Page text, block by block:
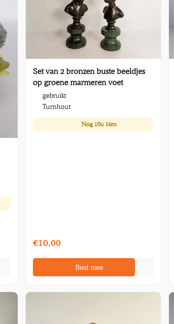
Set van 2 bronzen buste beeldjes
op groene marmeren voet
gebruikt
Turnhout
Nog 10u 16m
€10,00
Bied mee